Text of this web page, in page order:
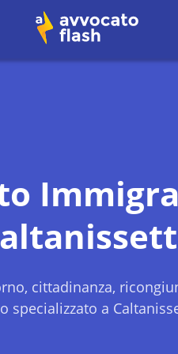
cittadinanza,
specializzato a